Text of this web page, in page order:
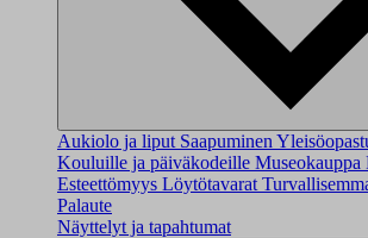
Aukiolo ja liput Saapuminen
Kouluille ja päiväkodeille Museokauppa
Esteettömyys Löytötavarat
Palaute
Näyttelyt ja tapahtumat